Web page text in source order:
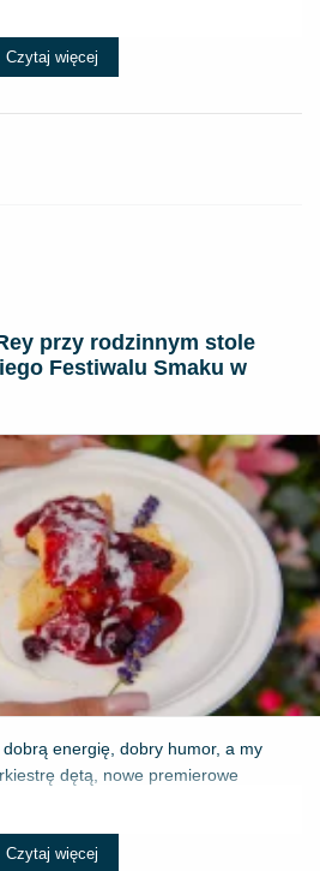
Czytaj więcej
przy rodzinnym stole
Festiwalu Smaku w
energię, dobry humor, a my
dętą, nowe premierowe
Czytaj więcej